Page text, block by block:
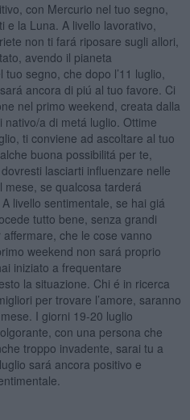
con Mercurio nel tuo segno,
e la Luna. A livello lavorativo,
non ti fará riposare sugli allori,
avendo il pianeta
tuo segno, che dopo l’11 luglio,
ancora di piú al tuo favore. Ci
nel primo weekend, creata dalla
a di metá luglio. Ottime
ti conviene ad ascoltare al tuo
buona possibilitá per te,
lasciarti influenzare nelle
mese, se qualcosa tarderá
livello sentimentale, se hai giá
tutto bene, senza grandi
che le cose vanno
weekend non sará proprio
iniziato a frequentare
la situazione. Chi é in ricerca
per trovare l’amore, saranno
I giorni 19-20 luglio
con una persona che
troppo invadente, sarai tu a
sará ancora positivo e